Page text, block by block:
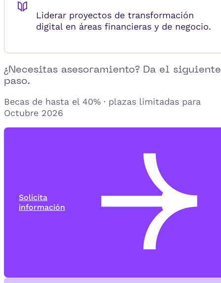
Liderar proyectos de transformación
digital en áreas financieras y de negocio.
¿Necesitas asesoramiento? Da el siguiente
paso.
Becas de hasta el 40% · plazas limitadas para
Octubre 2026
Solicita
información